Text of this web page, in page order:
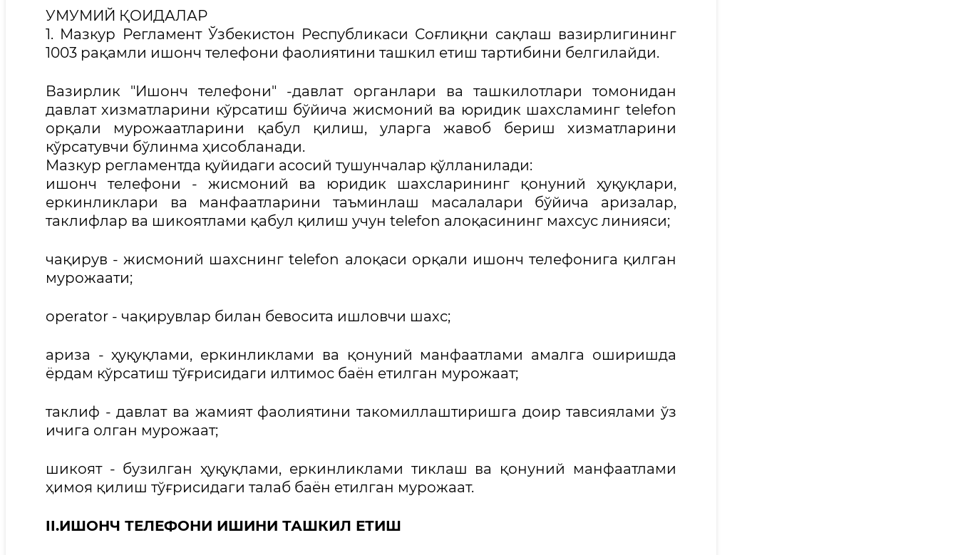
УМУМИЙ ҚОИДАЛАР
1. Мазкур Регламент Ўзбекистон Республикаси Соғлиқни сақлаш вазирлигининг
1003 рақамли ишонч телефони фаолиятини ташкил етиш тартибини белгилайди.
Вазирлик "Ишонч телефони" -давлат органлари ва ташкилотлари томонидан
давлат хизматларини кўрсатиш бўйича жисмоний ва юридик шахсламинг telefon
орқали мурожаатларини қабул қилиш, уларга жавоб бериш хизматларини
кўрсатувчи бўлинма ҳисобланади.
Мазкур регламентда қуйидаги асосий тушунчалар қўлланилади:
ишонч телефони - жисмоний ва юридик шахсларининг қонуний ҳуқуқлари,
еркинликлари ва манфаатларини таъминлаш масалалари бўйича аризалар,
таклифлар ва шикоятлами қабул қилиш учун telefon алоқасининг махсус линияси;
чақирув - жисмоний шахснинг telefon алоқаси орқали ишонч телефонига қилган
мурожаати;
operator - чақирувлар билан бевосита ишловчи шахс;
ариза - ҳуқуқлами, еркинликлами ва қонуний манфаатлами амалга оширишда
ёрдам кўрсатиш тўғрисидаги илтимос баён етилган мурожаат;
таклиф - давлат ва жамият фаолиятини такомиллаштиришга доир тавсиялами ўз
ичига олган мурожаат;
шикоят - бузилган ҳуқуқлами, еркинликлами тиклаш ва қонуний манфаатлами
ҳимоя қилиш тўғрисидаги талаб баён етилган мурожаат.
II.ИШОНЧ ТЕЛЕФОНИ ИШИНИ ТАШКИЛ ЕТИШ